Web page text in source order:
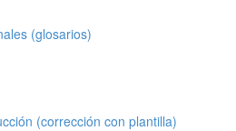
(glosarios)
(corrección con plantilla)